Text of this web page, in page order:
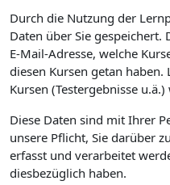
Durch die Nutzung der
Daten über Sie
E-Mail-Adresse, welche
diesen Kursen getan haben.
Kursen (Testergebnisse
Diese Daten sind mit Ihrer
unsere Pflicht, Sie darüber
erfasst und verarbeitet
diesbezüglich haben.